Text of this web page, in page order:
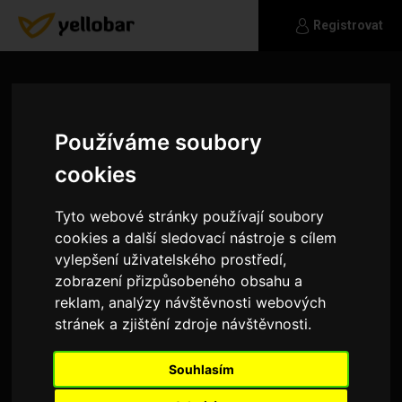
Používáme soubory
cookies
Tyto webové stránky používají soubory
cookies a další sledovací nástroje s cílem
vylepšení uživatelského prostředí,
zobrazení přizpůsobeného obsahu a
reklam, analýzy návštěvnosti webových
stránek a zjištění zdroje návštěvnosti.
Souhlasím
Registrovat
castor_x
Ahoj holky, hledám partnerku pro život ve dvou,
skutečnou, s jasnou představou o tom co v životě